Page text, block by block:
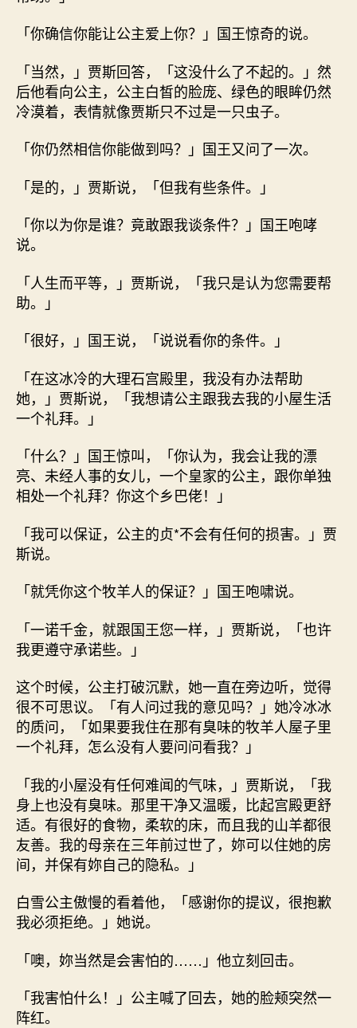
「你确信你能让公主爱上你？」国王惊奇的说。
「当然，」贾斯回答，「这没什么了不起的。」然
后他看向公主，公主白皙的脸庞、绿色的眼眸仍然
冷漠着，表情就像贾斯只不过是一只虫子。
「你仍然相信你能做到吗？」国王又问了一次。
「是的，」贾斯说，「但我有些条件。」
「你以为你是谁？竟敢跟我谈条件？」国王咆哮
说。
「人生而平等，」贾斯说，「我只是认为您需要帮
助。」
「很好，」国王说，「说说看你的条件。」
「在这冰冷的大理石宫殿里，我没有办法帮助
她，」贾斯说，「我想请公主跟我去我的小屋生活
一个礼拜。」
「什么？」国王惊叫，「你认为，我会让我的漂
亮、未经人事的女儿，一个皇家的公主，跟你单独
相处一个礼拜？你这个乡巴佬！」
「我可以保证，公主的贞*不会有任何的损害。」贾
斯说。
「就凭你这个牧羊人的保证？」国王咆啸说。
「一诺千金，就跟国王您一样，」贾斯说，「也许
我更遵守承诺些。」
这个时候，公主打破沉默，她一直在旁边听，觉得
很不可思议。「有人问过我的意见吗？」她冷冰冰
的质问，「如果要我住在那有臭味的牧羊人屋子里
一个礼拜，怎么没有人要问问看我？」
「我的小屋没有任何难闻的气味，」贾斯说，「我
身上也没有臭味。那里干净又温暖，比起宫殿更舒
适。有很好的食物，柔软的床，而且我的山羊都很
友善。我的母亲在三年前过世了，妳可以住她的房
间，并保有妳自己的隐私。」
白雪公主傲慢的看着他，「感谢你的提议，很抱歉
我必须拒绝。」她说。
「噢，妳当然是会害怕的……」他立刻回击。
「我害怕什么！」公主喊了回去，她的脸颊突然一
阵红。